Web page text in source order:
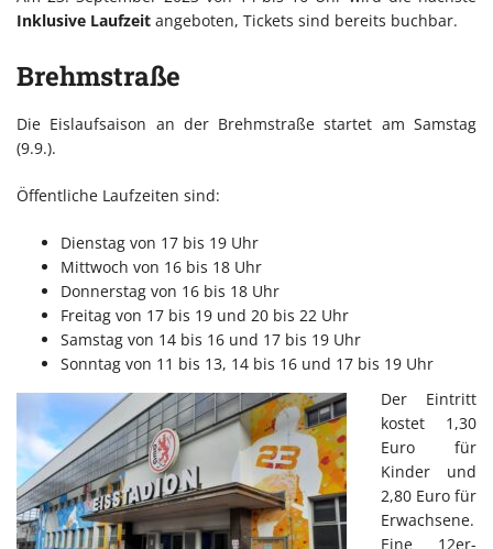
Inklusive Laufzeit angeboten, Tickets sind bereits buchbar.
Brehmstraße
Die Eislaufsaison an der Brehmstraße startet am Samstag
(9.9.).
Öffentliche Laufzeiten sind:
Dienstag von 17 bis 19 Uhr
Mittwoch von 16 bis 18 Uhr
Donnerstag von 16 bis 18 Uhr
Freitag von 17 bis 19 und 20 bis 22 Uhr
Samstag von 14 bis 16 und 17 bis 19 Uhr
Sonntag von 11 bis 13, 14 bis 16 und 17 bis 19 Uhr
Der Eintritt
kostet 1,30
Euro für
Kinder und
2,80 Euro für
Erwachsene.
Eine 12er-